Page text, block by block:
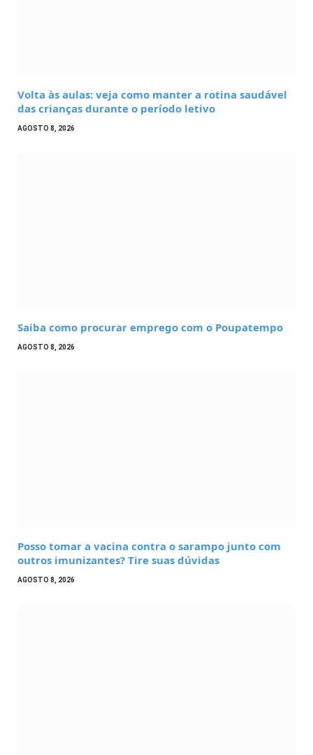
Volta às aulas: veja como manter a rotina saudável
das crianças durante o período letivo
AGOSTO 8, 2026
Saiba como procurar emprego com o Poupatempo
AGOSTO 8, 2026
Posso tomar a vacina contra o sarampo junto com
outros imunizantes? Tire suas dúvidas
AGOSTO 8, 2026